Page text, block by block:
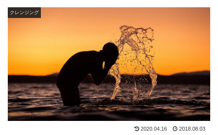
クレンジング
2020.04.16 2018.08.03